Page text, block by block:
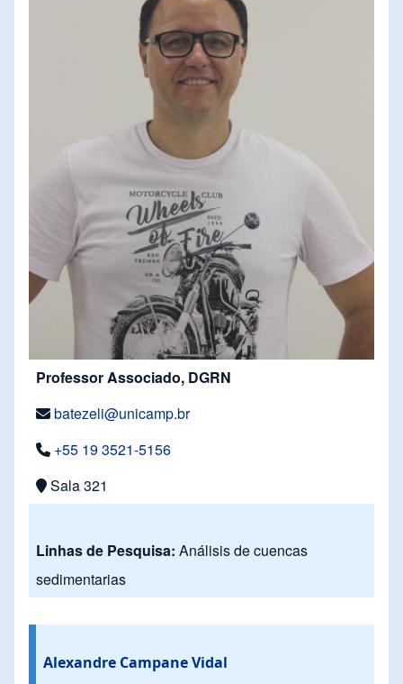
Professor Associado, DGRN
batezeli@unicamp.br
+55 19 3521-5156
Sala 321
Linhas de Pesquisa: Análisis de cuencas
sedimentarias
Alexandre Campane Vidal